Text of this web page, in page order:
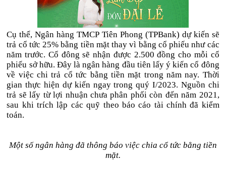
Cụ thể, Ngân hàng TMCP Tiên Phong (TPBank) dự kiến sẽ
trả cổ tức 25% bằng tiền mặt thay vì bằng cổ phiếu như các
năm trước. Cổ đông sẽ nhận được 2.500 đồng cho mỗi cổ
phiếu sở hữu. Đây là ngân hàng đầu tiên lấy ý kiến cổ đông
về việc chi trả cổ tức bằng tiền mặt trong năm nay. Thời
gian thực hiện dự kiến ngay trong quý I/2023. Nguồn chi
trả sẽ lấy từ lợi nhuận chưa phân phối còn đến năm 2021,
sau khi trích lập các quỹ theo báo cáo tài chính đã kiểm
toán.
Một số ngân hàng đã thông báo việc chia cổ tức bằng tiền
mặt.